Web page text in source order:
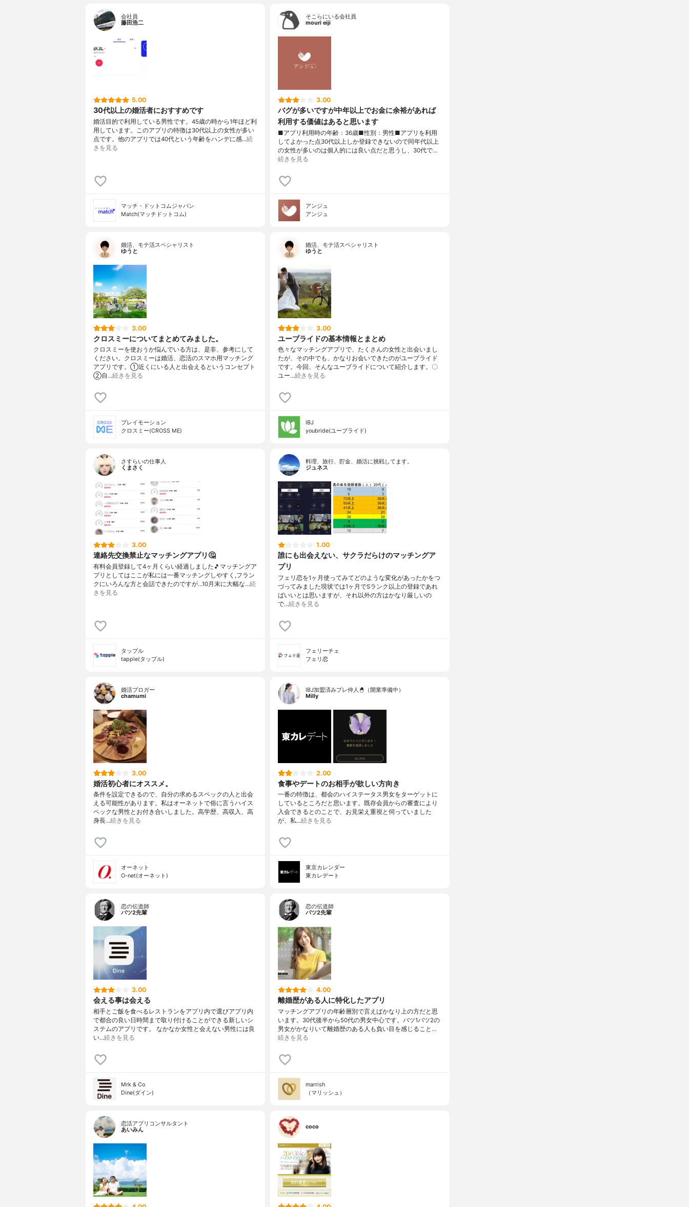
会社員
藤田浩二
5.00
30代以上の婚活者におすすめです
婚活目的で利用している男性です。45歳の時から1年ほど利
用しています。このアプリの特徴は30代以上の女性が多い
点です。他のアプリでは40代という年齢をハンデに感…続
きを見る
マッチ・ドットコムジャパン
Match(マッチドットコム)
そこらにいる会社員
mouri eiji
3.00
バグが多いですが中年以上でお金に余裕があれば
利用する価値はあると思います
■アプリ利用時の年齢：36歳■性別：男性■アプリを利用
してよかった点30代以上しか登録できないので同年代以上
の女性が多いのは個人的には良い点だと思うし、30代で…
続きを見る
アンジュ
アンジュ
婚活、モテ活スペシャリスト
ゆうと
3.00
クロスミーについてまとめてみました。
クロスミーを使おうか悩んでいる方は、是非、参考にして
ください。クロスミーは婚活、恋活のスマホ用マッチング
アプリです。①近くにいる人と出会えるというコンセプト
②自…続きを見る
プレイモーション
クロスミー(CROSS ME)
婚活、モテ活スペシャリスト
ゆうと
3.00
ユーブライドの基本情報とまとめ
色々なマッチングアプリで、たくさんの女性と出会いまし
たが、その中でも、かなりお会いできたのがユーブライド
です。今回、そんなユーブライドについて紹介します。〇
ユー…続きを見る
IBJ
youbride(ユーブライド)
さすらいの仕事人
くまさく
3.00
連絡先交換禁止なマッチングアプリ🤔
有料会員登録して4ヶ月くらい経過しました🎵マッチングア
プリとしてはここが私には一番マッチングしやすく,フラン
クにいろんな方と会話できたのですが…10月末に大幅な…続
きを見る
タップル
tapple(タップル)
料理、旅行、貯金、婚活に挑戦してます。
ジュネス
1.00
誰にも出会えない、サクラだらけのマッチングア
プリ
フェリ恋を1ヶ月使ってみてどのような変化があったかをつ
づってみました現状では1ヶ月でSランク以上の登録であれ
ばいいとは思いますが、それ以外の方はかなり厳しいの
で…続きを見る
フェリーチェ
フェリ恋
婚活ブロガー
chamumi
3.00
婚活初心者にオススメ。
条件を設定できるので、自分の求めるスペックの人と出会
える可能性があります。私はオーネットで俗に言うハイス
ペックな男性とお付き合いしました。高学歴、高収入、高
身長…続きを見る
オーネット
O-net(オーネット)
IBJ加盟済みプレ仲人🐣（開業準備中）
Milly
2.00
食事やデートのお相手が欲しい方向き
一番の特徴は、都会のハイステータス男女をターゲットに
しているところだと思います。既存会員からの審査により
入会できるとのことで、お見栄え重視と伺っていました
が、私…続きを見る
東京カレンダー
東カレデート
恋の伝道師
バツ2先輩
3.00
会える事は会える
相手とご飯を食べるレストランをアプリ内で選びアプリ内
で都合の良い日時間まで取り付けることができる新しいシ
ステムのアプリです。 なかなか女性と会えない男性には良
い…続きを見る
Mrk & Co
Dine(ダイン)
恋の伝道師
バツ2先輩
4.00
離婚歴がある人に特化したアプリ
マッチングアプリの年齢層別で言えばかなり上の方だと思
います。30代後半から50代の男女中心です。バツ1バツ2の
男女がかなりいて離婚歴のある人も負い目を感じること…
続きを見る
marrish
（マリッシュ）
恋活アプリコンサルタント
あいみん
coco